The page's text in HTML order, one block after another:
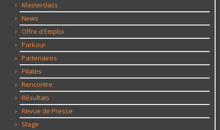
Masterclass
News
Offre d'Emploi
Parkour
Partenaires
Pilates
Rencontre
Résultats
Revue de Presse
Stage